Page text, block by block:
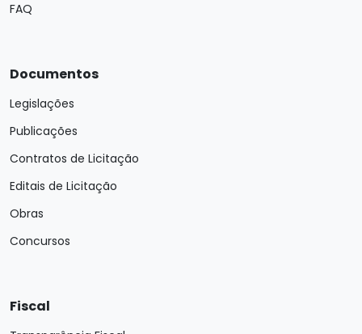
FAQ
Documentos
Legislações
Publicações
Contratos de Licitação
Editais de Licitação
Obras
Concursos
Fiscal